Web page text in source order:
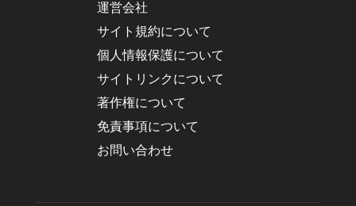
運営会社
サイト規約について
個人情報保護について
サイトリンクについて
著作権について
免責事項について
お問い合わせ